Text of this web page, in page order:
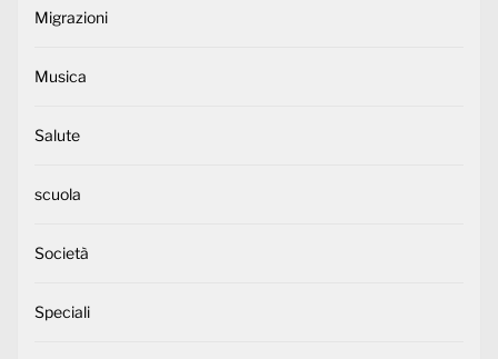
Migrazioni
Musica
Salute
scuola
Società
Speciali